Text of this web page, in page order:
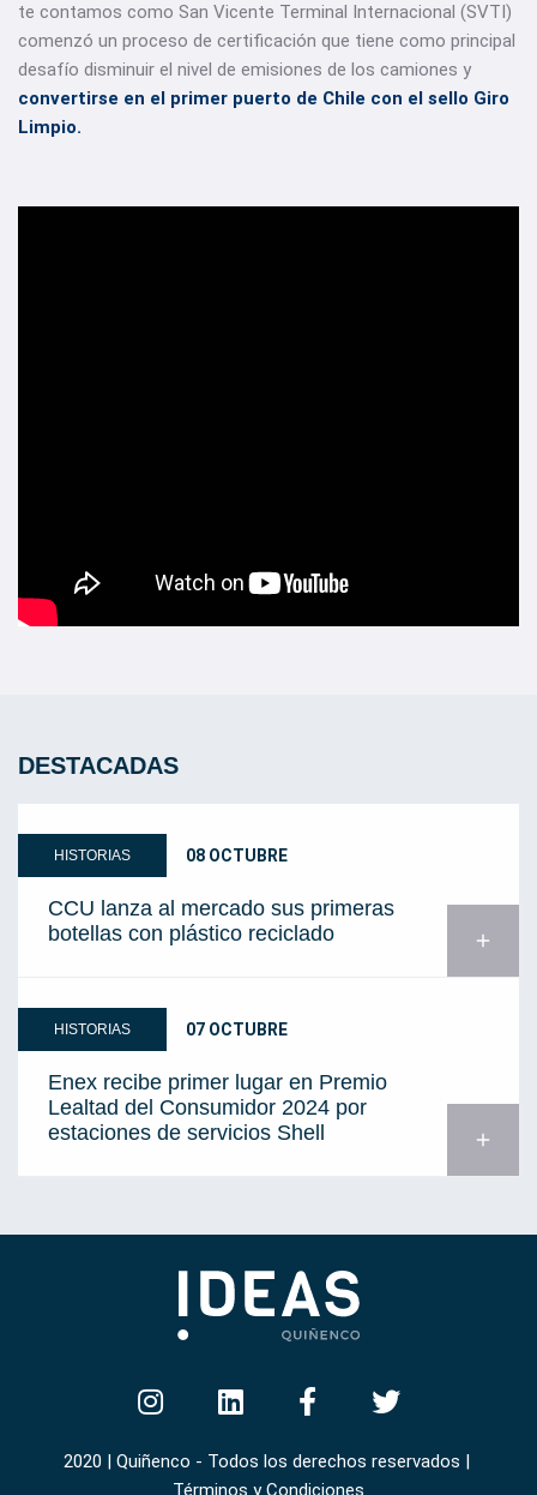
te contamos como San Vicente Terminal Internacional (SVTI)
comenzó un proceso de certificación que tiene como principal
desafío disminuir el nivel de emisiones de los camiones y
convertirse en el primer puerto de Chile con el sello Giro
Limpio.
DESTACADAS
HISTORIAS 08 OCTUBRE
CCU lanza al mercado sus primeras
botellas con plástico reciclado
add
HISTORIAS 07 OCTUBRE
Enex recibe primer lugar en Premio
Lealtad del Consumidor 2024 por
estaciones de servicios Shell
add
2020 | Quiñenco - Todos los derechos reservados |
Términos y Condiciones